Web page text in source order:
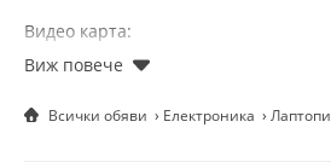
Видео карта:
Интегрирана Intel® Iris® Xe Graphics
Дисплей:
Всички обяви Електроника Лаптопи